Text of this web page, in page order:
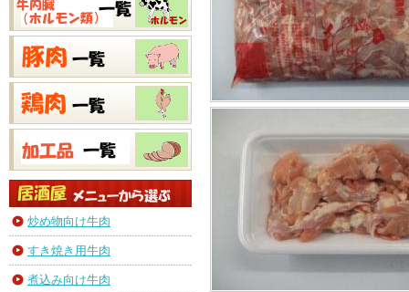
炒め物向け牛肉
すき焼き用牛肉
煮込み向け牛肉